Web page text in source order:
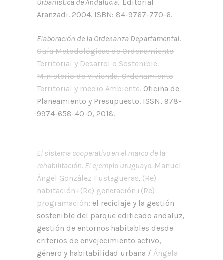
Urbanística de Andalucía. Editorial
Aranzadi. 2004. ISBN: 84-9767-770-6.
Elaboración de la Ordenanza Departamental.
Guía Metodológicas de Ordenamiento
Territorial y Desarrollo Sostenible.
Ministerio de Vivienda, Ordenamiento
Territorial y medio Ambiente. Oficina de
Planeamiento y Presupuesto. ISSN, 978-
9974-658-40-0, 2018.
El sistema cooperativo en el marco de la
rehabilitación. El ejemplo uruguayo. Manuel
Ángel González Fustegueras. (Re)
habitación+(Re) generación+(Re)
programación: el reciclaje y la gestión
sostenible del parque edificado andaluz,
gestión de entornos habitables desde
criterios de envejecimiento activo,
género y habitabilidad urbana / Ángela